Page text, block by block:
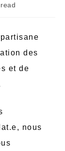
des
et de
nous